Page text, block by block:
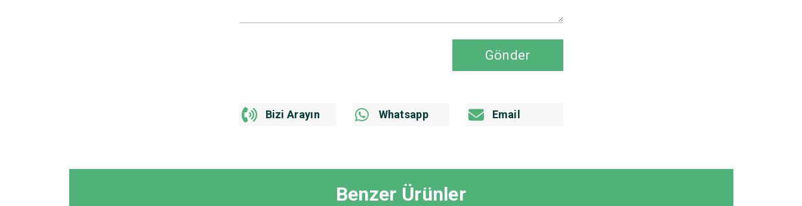
Gönder
Bizi Arayın Whatsapp Email
Benzer Ürünler